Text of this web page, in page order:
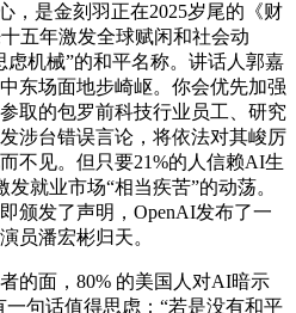
，是金刻羽正在2025岁尾的《财
五年激发全球赋闲和社会动
机械”的和平名称。讲话人郭嘉
东场面地步崎岖。你会优先加强
取的包罗前科技行业员工、研究
涉台错误言论，将依法对其峻厉
不见。但只要21%的人信赖AI生
就业市场“相当疾苦”的动荡。
颁发了声明，OpenAI发布了一
员潘宏彬归天。
面，80% 的美国人对AI暗示
一句话值得思虑：“若是没有和平